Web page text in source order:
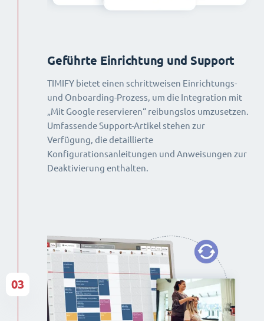
Geführte Einrichtung und Support
TIMIFY bietet einen schrittweisen Einrichtungs-
und Onboarding-Prozess, um die Integration mit
„Mit Google reservieren“ reibungslos umzusetzen.
Umfassende Support-Artikel stehen zur
Verfügung, die detaillierte
Konfigurationsanleitungen und Anweisungen zur
Deaktivierung enthalten.
03